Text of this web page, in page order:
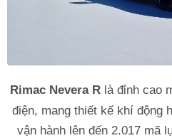
Rimac Nevera R là đỉnh cao
điện, mang thiết kế khí động
vận hành lên đến 2.017 mã